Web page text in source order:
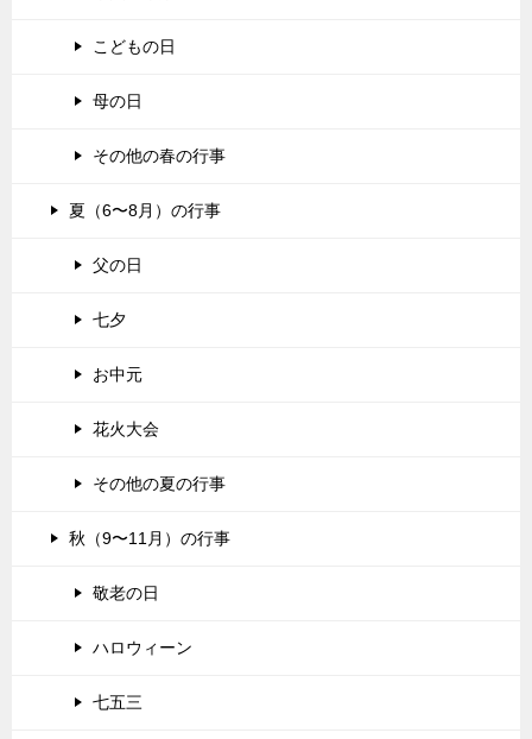
こどもの日
母の日
その他の春の行事
夏（6〜8月）の行事
父の日
七夕
お中元
花火大会
その他の夏の行事
秋（9〜11月）の行事
敬老の日
ハロウィーン
七五三